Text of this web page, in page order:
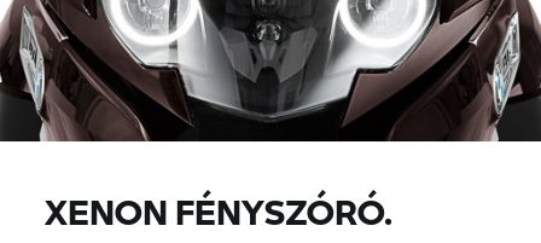
XENON FÉNYSZÓRÓ.